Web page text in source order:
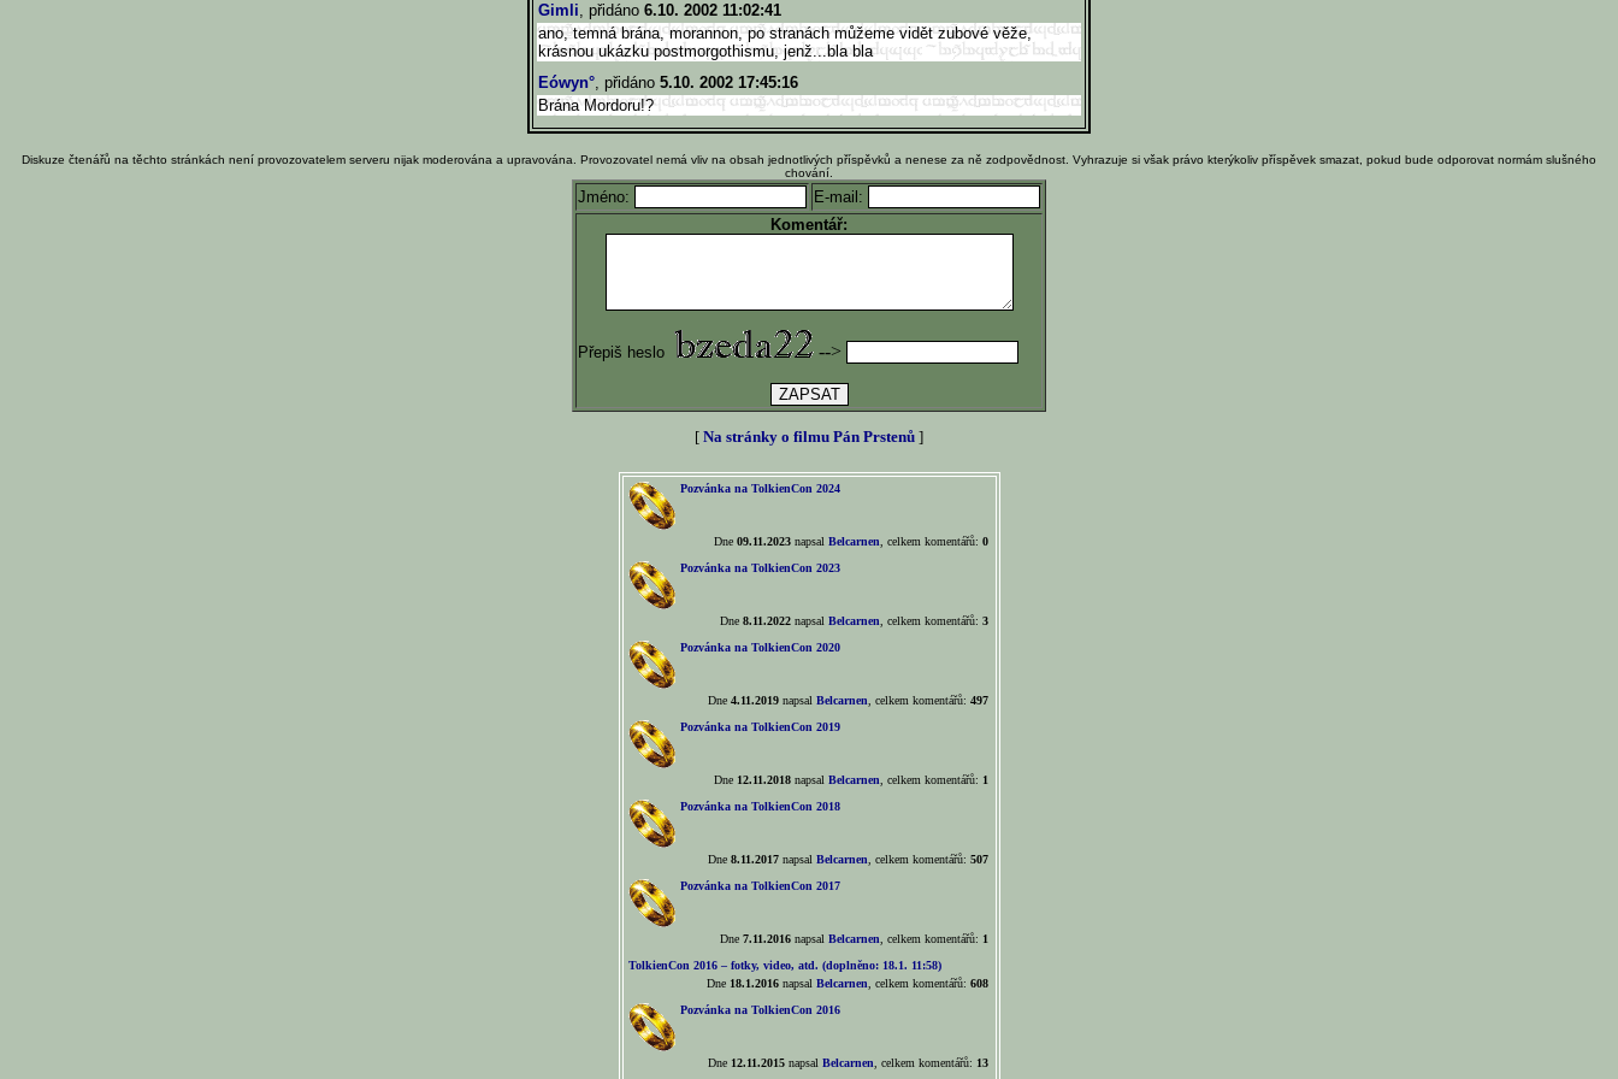
Gimli, přidáno 6.10. 2002 11:02:41
ano, temná brána, morannon, po stranách můžeme vidět zubové věže,
krásnou ukázku postmorgothismu, jenž...bla bla
Eówyn°, přidáno 5.10. 2002 17:45:16
Brána Mordoru!?
Diskuze čtenářů na těchto stránkách není provozovatelem serveru nijak moderována a upravována. Provozovatel nemá vliv na obsah jednotlivých příspěvků a nenese za ně zodpovědnost. Vyhrazuje si však právo kterýkoliv příspěvek smazat, pokud bude odporovat normám slušného
chování.
Jméno:
E-mail:
Komentář:
Přepiš heslo -->
[ Na stránky o filmu Pán Prstenů ]
Pozvánka na TolkienCon 2024
Dne 09.11.2023napsal Belcarnen , celkem komentářů: 0
Pozvánka na TolkienCon 2023
Dne 8.11.2022napsal Belcarnen , celkem komentářů: 3
Pozvánka na TolkienCon 2020
Dne 4.11.2019napsal Belcarnen , celkem komentářů: 497
Pozvánka na TolkienCon 2019
Dne 12.11.2018napsal Belcarnen , celkem komentářů: 1
Pozvánka na TolkienCon 2018
Dne 8.11.2017napsal Belcarnen , celkem komentářů: 507
Pozvánka na TolkienCon 2017
Dne 7.11.2016napsal Belcarnen , celkem komentářů: 1
TolkienCon 2016 – fotky, video, atd. (doplněno: 18.1. 11:58)
Dne 18.1.2016napsal Belcarnen , celkem komentářů: 608
Pozvánka na TolkienCon 2016
Dne 12.11.2015napsal Belcarnen , celkem komentářů: 13